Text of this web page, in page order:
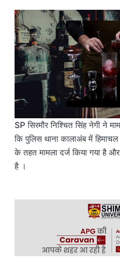
SP सिरमौर निश्चित सिंह नेगी ने
कि पुलिस थाना कालाअंब में
के तहत मामला दर्ज किया गया है
है ।